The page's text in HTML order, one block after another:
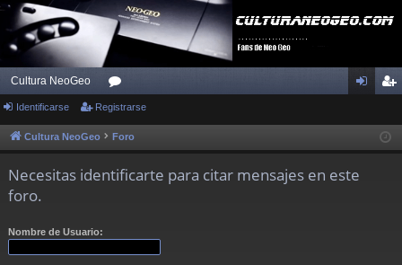
Cultura NeoGeo
or
os ist
Identificarse Registrarse
Cultura NeoGeo Foro
Necesitas identificarte para citar mensajes en este
foro.
Nombre de Usuario: